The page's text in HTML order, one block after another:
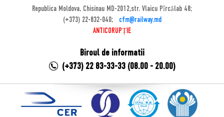
Republica Moldova, Chisinau MD-2012,str. Vlaicu Pîrcălab 48;
(+373) 22-832-040;
cfm@railway.md
ANTICORUPȚIE
Biroul de informatii
(+373) 22 83-33-33 (08.00 - 20.00)